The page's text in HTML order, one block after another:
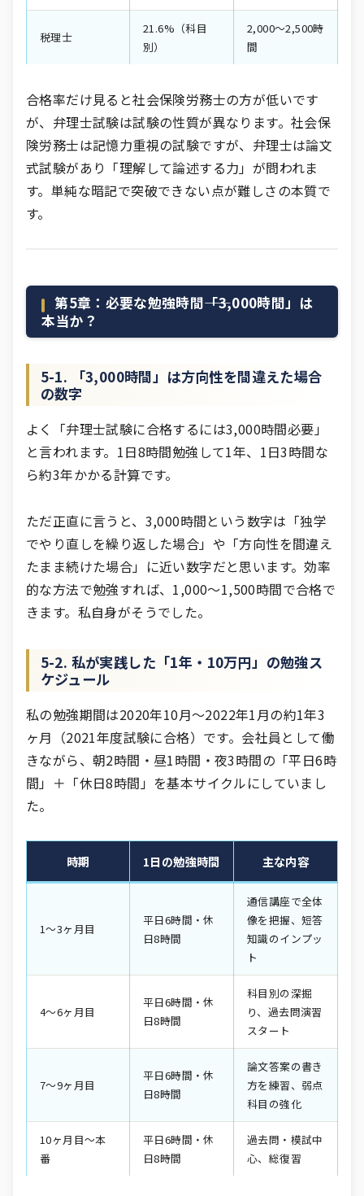
税理士
21.6%（科目
別）
2,000〜2,500時
間
合格率だけ見ると社会保険労務士の方が低いです
が、弁理士試験は試験の性質が異なります。社会保
険労務士は記憶力重視の試験ですが、弁理士は論文
式試験があり「理解して論述する力」が問われま
す。単純な暗記で突破できない点が難しさの本質で
す。
第5章：必要な勉強時間――「3,000時間」は
本当か？
5-1. 「3,000時間」は方向性を間違えた場合
の数字
よく「弁理士試験に合格するには3,000時間必要」
と言われます。1日8時間勉強して1年、1日3時間な
ら約3年かかる計算です。
ただ正直に言うと、3,000時間という数字は「独学
でやり直しを繰り返した場合」や「方向性を間違え
たまま続けた場合」に近い数字だと思います。効率
的な方法で勉強すれば、1,000〜1,500時間で合格で
きます。私自身がそうでした。
5-2. 私が実践した「1年・10万円」の勉強ス
ケジュール
私の勉強期間は2020年10月〜2022年1月の約1年3
ヶ月（2021年度試験に合格）です。会社員として働
きながら、朝2時間・昼1時間・夜3時間の「平日6時
間」＋「休日8時間」を基本サイクルにしていまし
た。
時期 1日の勉強時間 主な内容
1〜3ヶ月目
平日6時間・休
日8時間
通信講座で全体
像を把握、短答
知識のインプッ
ト
4〜6ヶ月目
平日6時間・休
日8時間
科目別の深掘
り、過去問演習
スタート
7〜9ヶ月目
平日6時間・休
日8時間
論文答案の書き
方を練習、弱点
科目の強化
10ヶ月目〜本
番
平日6時間・休
日8時間
過去問・模試中
心、総復習